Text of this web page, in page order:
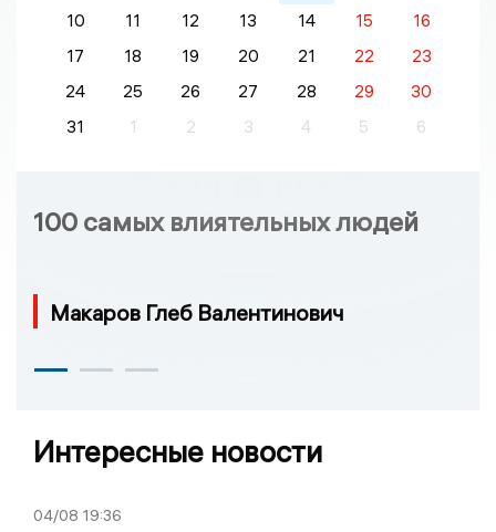
10
11 12 13 14 15
16
17
18 19 20 21 22
23
24
25 26 27 28 29
30
31
1 2 3 4 5 6
100 самых влиятельных людей
Макаров Глеб Валентинович
Интересные новости
04/08 19:36